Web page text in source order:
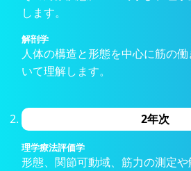
します。
解剖学
人体の構造と形態を中心に筋の
いて理解します。
2年次
理学療法評価学
形態、関節可動域、筋力の測定